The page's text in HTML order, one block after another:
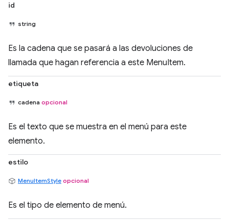
id
string
Es la cadena que se pasará a las devoluciones de
llamada que hagan referencia a este MenuItem.
etiqueta
cadena opcional
Es el texto que se muestra en el menú para este
elemento.
estilo
MenuItemStyle opcional
Es el tipo de elemento de menú.